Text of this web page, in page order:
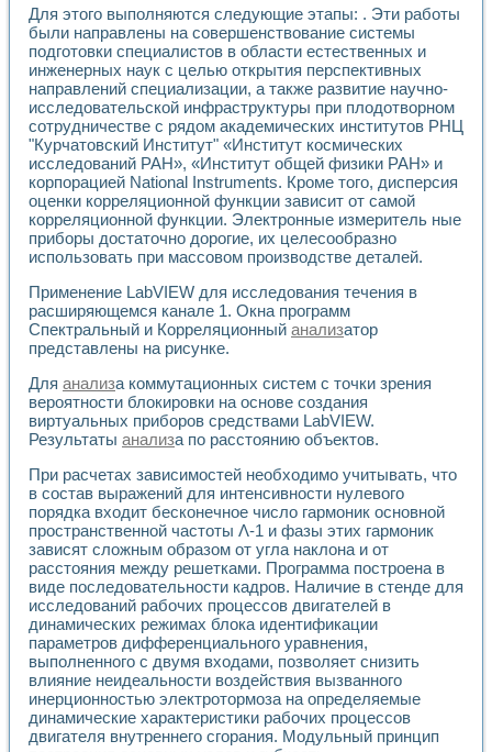
Система сбора данных и управления процессом
Управление температурой газовой среды специальной
Разработка программного обеспечения с
Использование технологий NATIONAL INSTRUMENTS
Оборудование для промышленной термотрансферной
Автоматизация реометрических исследований на базе
Применение измерителя иммитанса для исследова¬ния
Исследование электромагнитных переходных процессов
Стенд для исследования электрических переходных
Автоматизация контроля сварных швов на базе
Измерительный контроль с применением
Моделирование надежности и эффективности систем
Лабораторные практикумы и учебные стенды
Автоматизация лабораторного стенда по измерению
Автоматизированные лабораторные комплексы для
Виртуальный прибор для исследования нелинейных
Использование виртуальных приборов в процесе
Лабораторный практикум по дисциплине «Цифровые
Лабораторный практикум по ИНС на основе LabVIEW
Лабораторный практикум по основам теории коммутации
Опыт использования NI LabVIEW для создания
Применение LabVIEW для исследования течения в
Создание виртуальной работы «Изучение магнитных
Обратный маятник
Устройство для изучения основ интерфейсов обмена по
Лабораторный практикум: изучение адиабатического
Стенд для исследования электрических переходных
Система статистической обработки результатов
Автоматизация лазерно-плазменных измерений с
Модельно-измерительный комплекс. Назначение. Состав.
Использование технологий NATIONAL INSTRUMENTS
Учебный практикум "Спектральный и корреляционный
Учебный стенд для исследования принципа действия
Оборудование и программное обеспечение учебных
Виртуальный лабораторный практикум для изучения
Для этого выполняются следующие этапы: . Эти работы
были направлены на совершенствование системы
подготовки специалистов в области естественных и
инженерных наук с целью открытия перспективных
направлений специализации, а также развитие научно-
исследовательской инфраструктуры при плодотворном
сотрудничестве с рядом академических институтов РНЦ
"Курчатовский Институт" «Институт космических
исследований РАН», «Институт общей физики РАН» и
корпорацией National Instruments. Кроме того, дисперсия
оценки корреляционной функции зависит от самой
корреляционной функции. Электронные измеритель ные
приборы достаточно дорогие, их целесообразно
использовать при массовом производстве деталей.
Применение LabVIEW для исследования течения в
расширяющемся канале 1. Окна программ
Спектральный и Корреляционный анализатор
представлены на рисунке.
Для анализа коммутационных систем с точки зрения
вероятности блокировки на основе создания
виртуальных приборов средствами LabVIEW.
Результаты анализа по расстоянию объектов.
При расчетах зависимостей необходимо учитывать, что
в состав выражений для интенсивности нулевого
порядка входит бесконечное число гармоник основной
пространственной частоты Λ-1 и фазы этих гармоник
зависят сложным образом от угла наклона и от
расстояния между решетками. Программа построена в
виде последовательности кадров. Наличие в стенде для
исследований рабочих процессов двигателей в
динамических режимах блока идентификации
параметров дифференциального уравнения,
выполненного с двумя входами, позволяет снизить
влияние неидеальности воздействия вызванного
инерционностью электротормоза на определяемые
динамические характеристики рабочих процессов
двигателя внутреннего сгорания. Модульный принцип